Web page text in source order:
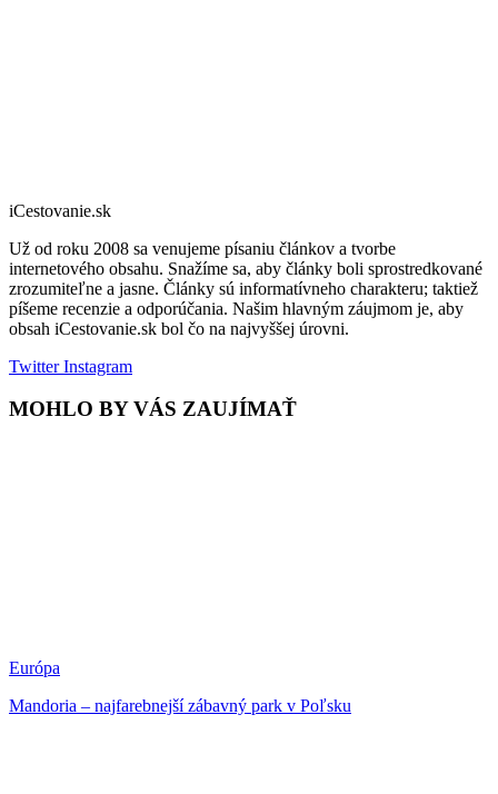
iCestovanie.sk
Už od roku 2008 sa venujeme písaniu článkov a tvorbe
internetového obsahu. Snažíme sa, aby články boli sprostredkované
zrozumiteľne a jasne. Články sú informatívneho charakteru; taktiež
píšeme recenzie a odporúčania. Našim hlavným záujmom je, aby
obsah iCestovanie.sk bol čo na najvyššej úrovni.
TwitterInstagram
MOHLO BY VÁS ZAUJÍMAŤ
Európa
Mandoria – najfarebnejší zábavný park v Poľsku